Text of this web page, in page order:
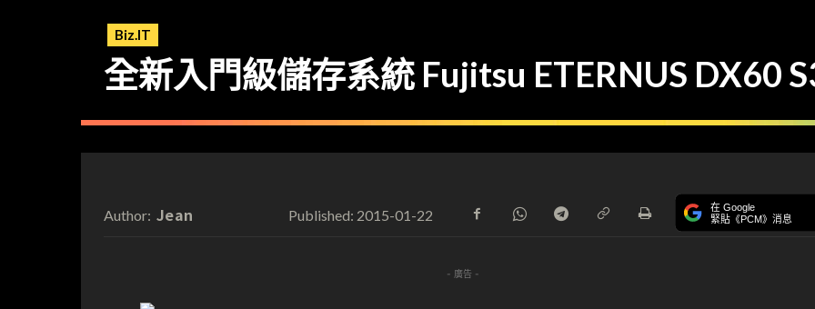
Biz.IT
全新入門級儲存系統 Fujitsu ETERNUS DX60
Author: Jean Published: 2015-01-22 在 Google
緊貼《PCM》消息
- 廣告 -